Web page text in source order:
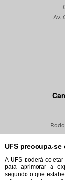
UFS preocupa-se
A UFS poderá
para aprimorar a
segundo o que
Av.